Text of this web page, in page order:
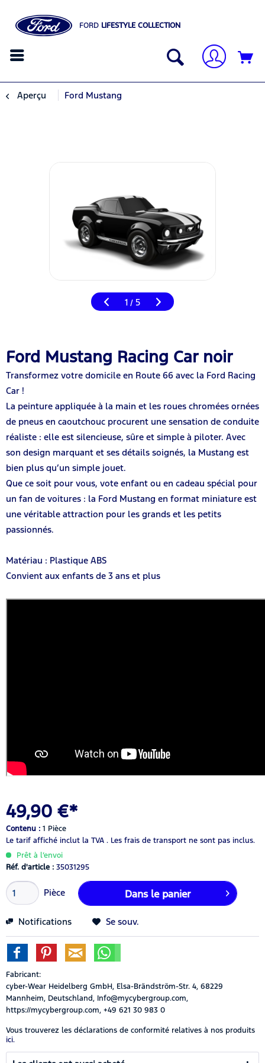
FORD LIFESTYLE COLLECTION
Aperçu Ford Mustang
1 / 5
Ford Mustang Racing Car noir
Transformez votre domicile en Route 66 avec la Ford Racing
Car !
La peinture appliquée à la main et les roues chromées ornées
de pneus en caoutchouc procurent une sensation de conduite
réaliste : elle est silencieuse, sûre et simple à piloter. Avec
son design marquant et ses détails soignés, la Mustang est
bien plus qu’un simple jouet.
Que ce soit pour vous, vote enfant ou en cadeau spécial pour
un fan de voitures : la Ford Mustang en format miniature est
une véritable attraction pour les grands et les petits
passionnés.
Matériau : Plastique ABS
Convient aux enfants de 3 ans et plus
49,90 €*
Contenu : 1 Pièce
Le tarif affiché inclut la TVA . Les frais de transport ne sont pas inclus.
Prêt à l’envoi
Réf. d'article : 35031295
Pièce Dans le panier
Notifications Se souv.
Fabricant:
cyber-Wear Heidelberg GmbH, Elsa-Brändström-Str. 4, 68229
Mannheim, Deutschland, Info@mycybergroup.com,
https://mycybergroup.com, +49 621 30 983 0
Vous trouverez les déclarations de conformité relatives à nos produits
ici.